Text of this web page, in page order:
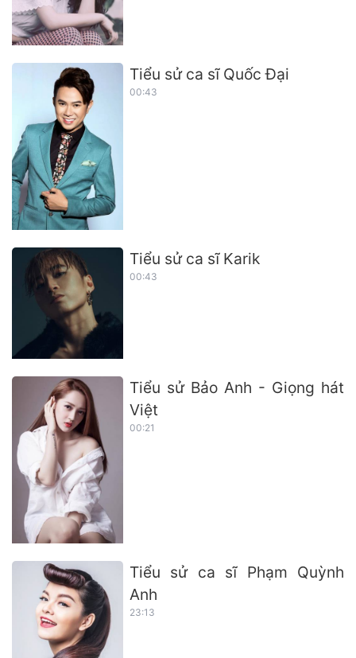
Tiểu sử ca sĩ Quốc Đại
00:43
Tiểu sử ca sĩ Karik
00:43
Tiểu sử Bảo Anh - Giọng hát
Việt
00:21
Tiểu sử ca sĩ Phạm Quỳnh
Anh
23:13